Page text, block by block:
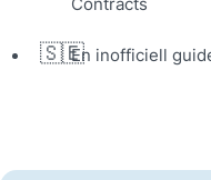
🇸🇪En inofficiell